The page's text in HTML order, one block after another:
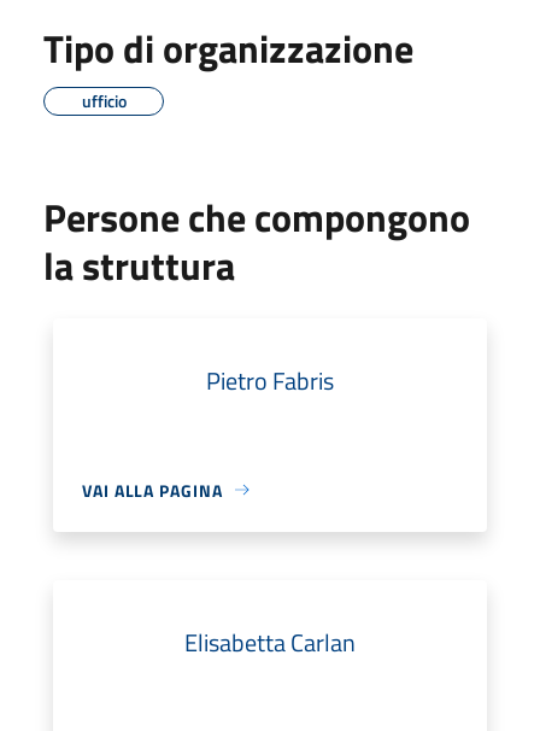
Tipo di organizzazione
ufficio
Persone che compongono
la struttura
Pietro Fabris
VAI ALLA PAGINA
Elisabetta Carlan